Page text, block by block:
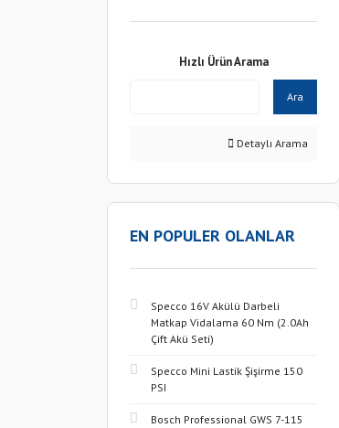
Hızlı Ürün Arama
Ara
Detaylı Arama
EN POPULER OLANLAR
Specco 16V Akülü Darbeli
Matkap Vidalama 60 Nm (2.0Ah
Çift Akü Seti)
Specco Mini Lastik Şişirme 150
PSI
Bosch Professional GWS 7-115